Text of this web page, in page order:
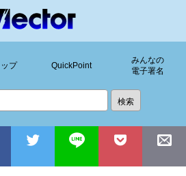
プ QuickPoint
みんなの
電子署名